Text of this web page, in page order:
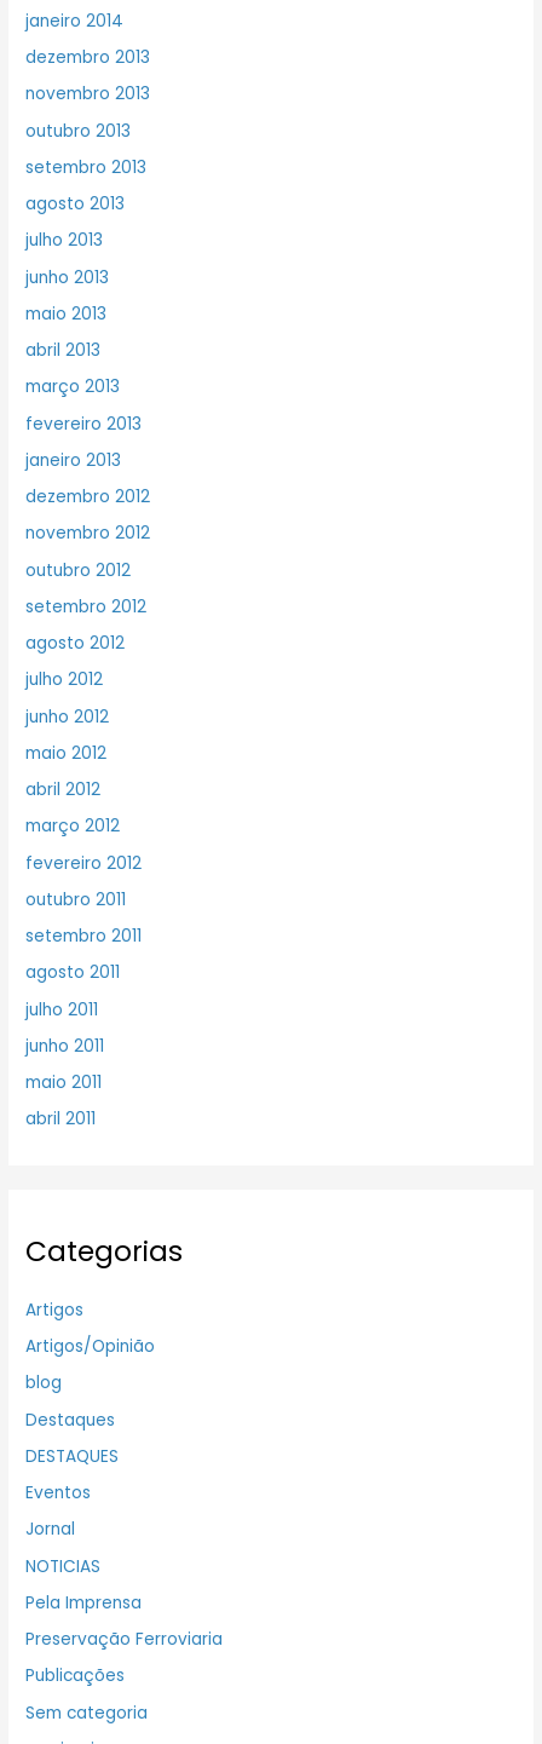
janeiro 2014
dezembro 2013
novembro 2013
outubro 2013
setembro 2013
agosto 2013
julho 2013
junho 2013
maio 2013
abril 2013
março 2013
fevereiro 2013
janeiro 2013
dezembro 2012
novembro 2012
outubro 2012
setembro 2012
agosto 2012
julho 2012
junho 2012
maio 2012
abril 2012
março 2012
fevereiro 2012
outubro 2011
setembro 2011
agosto 2011
julho 2011
junho 2011
maio 2011
abril 2011
Categorias
Artigos
Artigos/Opinião
blog
Destaques
DESTAQUES
Eventos
Jornal
NOTICIAS
Pela Imprensa
Preservação Ferroviaria
Publicações
Sem categoria